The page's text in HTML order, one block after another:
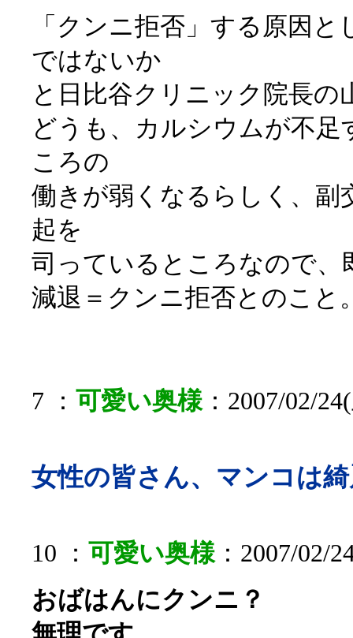
「クンニ拒否」する原因
ではないか
と日比谷クリニック院長の
どうも、カルシウムが不
ころの
働きが弱くなるらしく、副
起を
司っているところなので、
減退＝クンニ拒否とのこと
7 ： 可愛い奥様：2007/02/
女性の皆さん、マンコは
10 ： 可愛い奥様：2007/02/
おばはんにクンニ？